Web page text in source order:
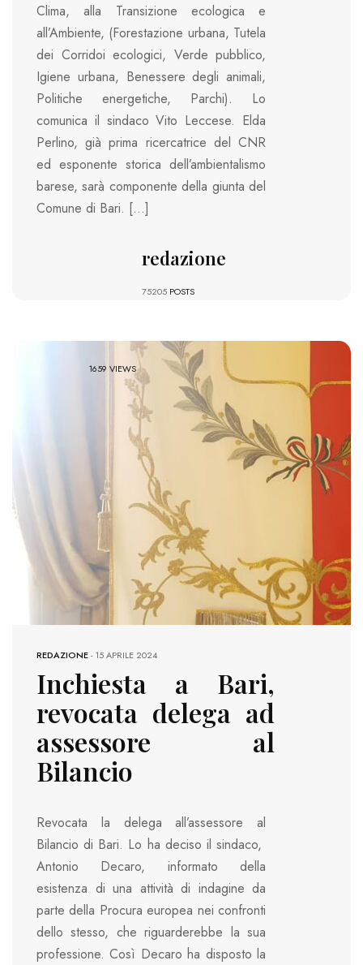
Clima, alla Transizione ecologica e
all’Ambiente, (Forestazione urbana, Tutela
dei Corridoi ecologici, Verde pubblico,
Igiene urbana, Benessere degli animali,
Politiche energetiche, Parchi). Lo
comunica il sindaco Vito Leccese. Elda
Perlino, già prima ricercatrice del CNR
ed esponente storica dell’ambientalismo
barese, sarà componente della giunta del
Comune di Bari. […]
redazione
75205 POSTS
1659 VIEWS
REDAZIONE-15 APRILE 2024
Inchiesta a Bari,
revocata delega ad
assessore al
Bilancio
Revocata la delega all’assessore al
Bilancio di Bari. Lo ha deciso il sindaco,
Antonio Decaro, informato della
esistenza di una attività di indagine da
parte della Procura europea nei confronti
dello stesso, che riguarderebbe la sua
professione. Così Decaro ha disposto la